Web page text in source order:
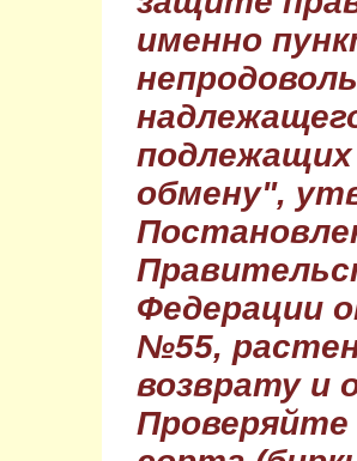
именно
обмену",
Федерации
№55,
возврату и
Проверяйте